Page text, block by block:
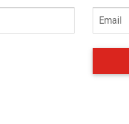
Email